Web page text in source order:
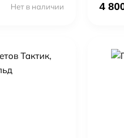
Нет в наличии 4